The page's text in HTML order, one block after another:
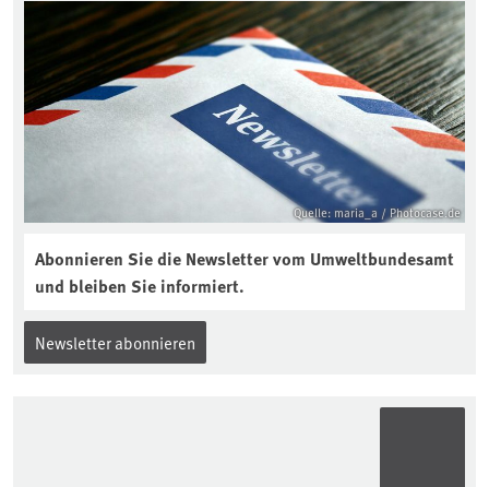
Quelle: maria_a / Photocase.de
Abonnieren Sie die Newsletter vom Umweltbundesamt
und bleiben Sie informiert.
Newsletter abonnieren